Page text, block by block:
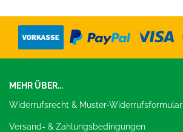
MEHR ÜBER...
Widerrufsrecht & Muster-Widerrufsformular
Versand- & Zahlungsbedingungen